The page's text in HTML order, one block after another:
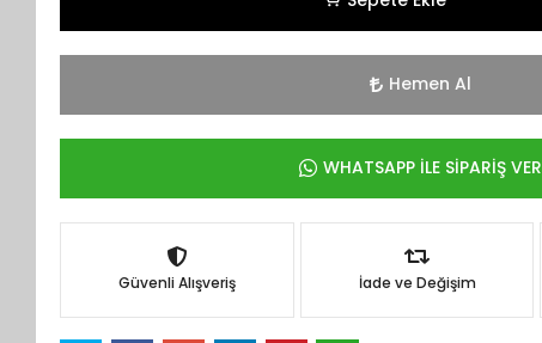
Hemen Al
WHATSAPP İLE SİPARİŞ VER
Güvenli Alışveriş İade ve Değişim